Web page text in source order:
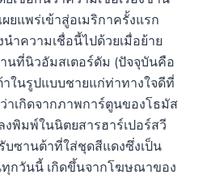
แพร่เข้าสู่อเมริกาครั้งแรก
ำความเชื่อนี้ไปด้วยเมื่อย้าย
นที่นิวอัมสเตอร์ดัม (ปัจจุบันคือ
ในรูปแบบชายแก่ท่าทางใจดีที่
าเกิดจากภาพการ์ตูนของโธมัส
งพิมพ์ในนิตยสารฮาร์เปอร์สวี
บซานต้าที่ใส่ชุดสีแดงซึ่งเป็น
กวันนี้ เกิดขึ้นจากโฆษณาของ